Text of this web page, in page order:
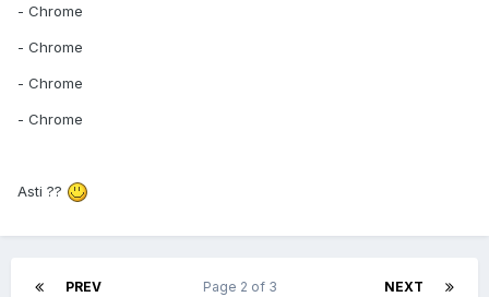
- Chrome
- Chrome
- Chrome
- Chrome
Asti ??
PREV NEXT
Page 2 of 3